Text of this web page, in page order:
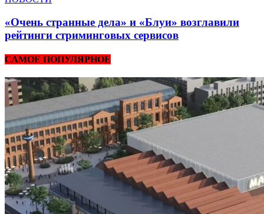
«Очень странные дела» и «Блуи» возглавили
рейтинги стриминговых сервисов
САМОЕ ПОПУЛЯРНОЕ